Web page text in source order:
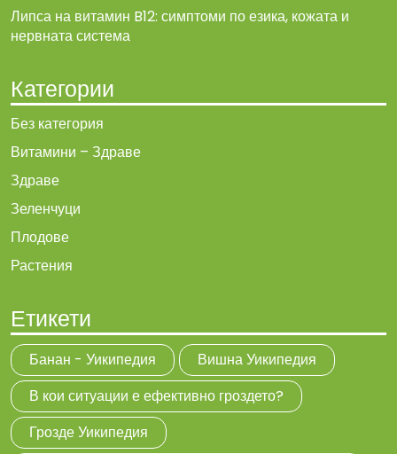
Липса на витамин B12: симптоми по езика, кожата и
нервната система
Категории
Без категория
Витамини – Здраве
Здраве
Зеленчуци
Плодове
Растения
Етикети
Банан - Уикипедия
Вишна Уикипедия
В кои ситуации е ефективно гроздето?
Грозде Уикипедия